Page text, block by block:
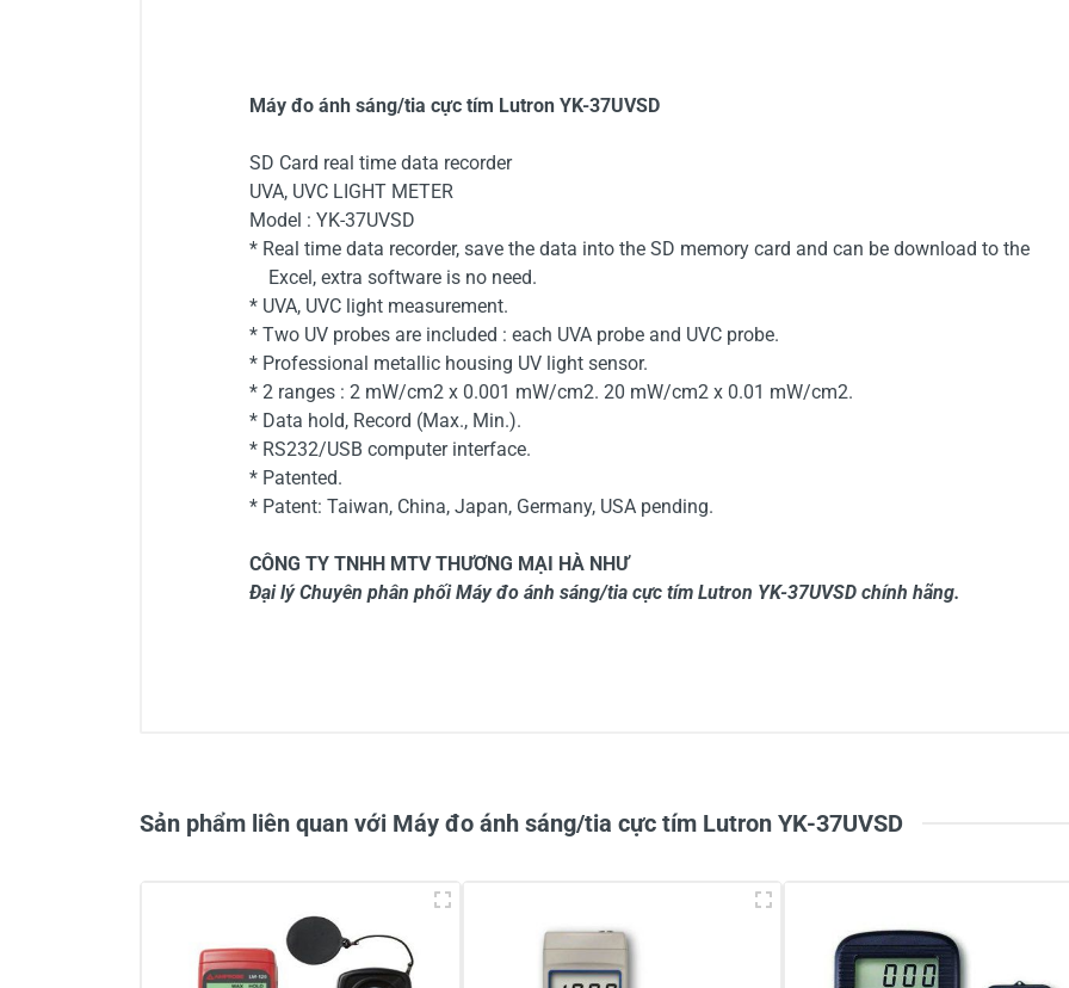
Máy đo ánh sáng/tia cực tím Lutron YK-37UVSD
SD Card real time data recorder
UVA, UVC LIGHT METER
Model : YK-37UVSD
* Real time data recorder, save the data into the SD memory card and can be download to the
Excel, extra software is no need.
* UVA, UVC light measurement.
* Two UV probes are included : each UVA probe and UVC probe.
* Professional metallic housing UV light sensor.
* 2 ranges : 2 mW/cm2 x 0.001 mW/cm2. 20 mW/cm2 x 0.01 mW/cm2.
* Data hold, Record (Max., Min.).
* RS232/USB computer interface.
* Patented.
* Patent: Taiwan, China, Japan, Germany, USA pending.
CÔNG TY TNHH MTV THƯƠNG MẠI HÀ NHƯ
Đại lý Chuyên phân phối Máy đo ánh sáng/tia cực tím Lutron YK-37UVSD chính hãng.
Viết nhận xét về sản phẩm
Sản phẩm liên quan với Máy đo ánh sáng/tia cực tím Lutron YK-37UVSD